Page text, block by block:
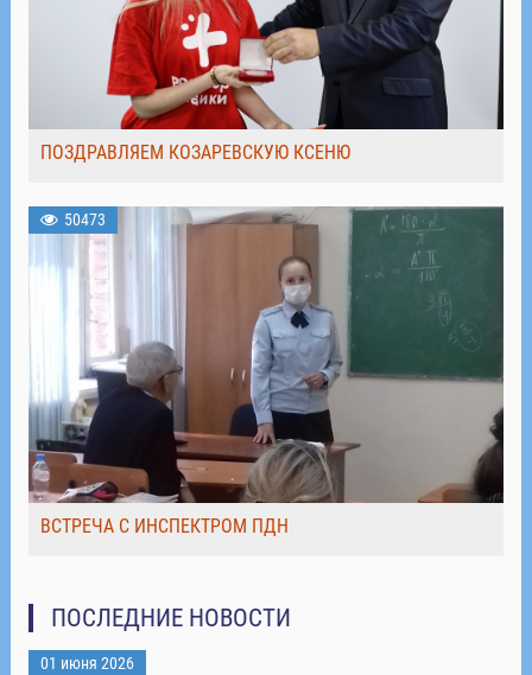
ПОЗДРАВЛЯЕМ КОЗАРЕВСКУЮ КСЕНЮ
50473
ВСТРЕЧА С ИНСПЕКТРОМ ПДН
ПОСЛЕДНИЕ НОВОСТИ
01 июня 2026